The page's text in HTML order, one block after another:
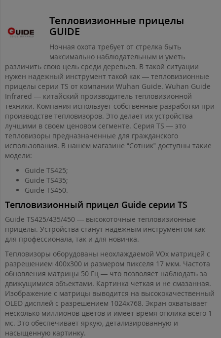
Тепловизионные прицелы
GUIDE
Ночная охота требует от стрелка быть
максимально наблюдательным и уметь
различить свою цель среди деревьев. В такой ситуации
нужен надежный инструмент такой как — тепловизионные
прицелы серии TS от компании Wuhan Guide. Wuhan Guide
Infrared — китайский производитель тепловизионной
техники. Компания использует собственные разработки при
производстве тепловизоров. Это делает их устройства
лучшими в своем ценовом сегменте. Серия TS — это
тепловизоры предназначенные для гражданского
использования. В нашем магазине “Сотник” доступны такие
модели:
Guide TS425;
Guide TS435;
Guide TS450.
Тепловизионный прицел Guide серии TS
Guide TS425/435/450 — высокоточные тепловизионные
прицелы. Устройства станут надежным инструментом как
для профессионала, так и для новичка.
Тепловизоры оборудованы неохлаждаемой VOx матрицей с
разрешением 400х300 и размером пикселя 17 мкм. Частота
обновления матрицы 50 Гц — что позволяет наблюдать за
движущимися объектами. Картинка четкая и не смазанная.
Изображение с матрицы выводится на высококачественный
OLED дисплей с разрешением 1024х768. Экран охватывает
несколько миллионов цветов и имеет время отклика всего 1
мс. Это обеспечивает яркую, детализированную и
насыщенную картинку.